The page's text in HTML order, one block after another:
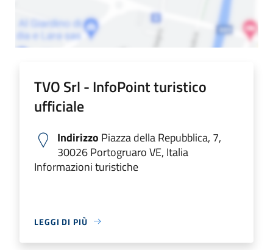
TVO Srl - InfoPoint turistico
ufficiale
Indirizzo Piazza della Repubblica, 7,
30026 Portogruaro VE, Italia
Informazioni turistiche
LEGGI DI PIÙ